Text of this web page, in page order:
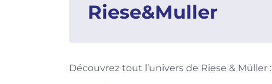
Riese&Muller
Découvrez tout l’univers de Riese &